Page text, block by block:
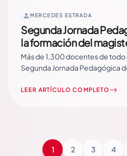
MERCEDES ESTRADA
Segunda Jornada
la formación del
Más de 1,300 docentes de todo
Segunda Jornada Pedagógica
Ministerio de Educación
LEER ARTÍCULO COMPLETO
1 2 3 4